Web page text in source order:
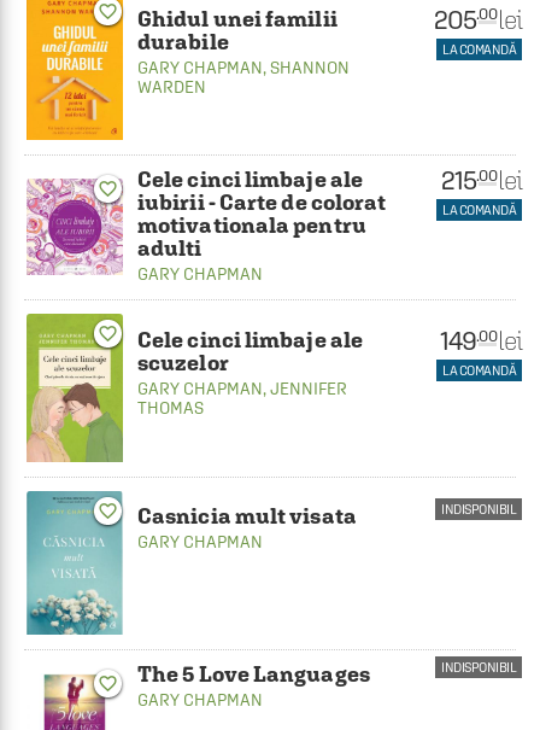
favorite_border
Ghidul unei familii
durabile
GARY CHAPMAN,SHANNON
WARDEN
205.00 lei
LA COMANDĂ
favorite_border
Cele cinci limbaje ale
iubirii - Carte de colorat
motivationala pentru
adulti
GARY CHAPMAN
215.00 lei
LA COMANDĂ
favorite_border
Cele cinci limbaje ale
scuzelor
GARY CHAPMAN,JENNIFER
THOMAS
149.00 lei
LA COMANDĂ
favorite_border Casnicia mult visata
GARY CHAPMAN
INDISPONIBIL
favorite_border The 5 Love Languages
GARY CHAPMAN
INDISPONIBIL